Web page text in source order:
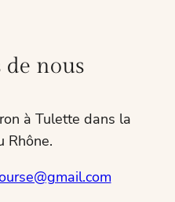
de nous
à Tulette dans la
Rhône.